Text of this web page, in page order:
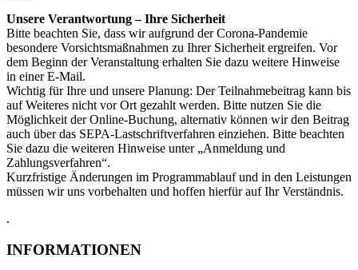
Unsere Verantwortung – Ihre Sicherheit
Bitte beachten Sie, dass wir aufgrund der Corona-Pandemie
besondere Vorsichtsmaßnahmen zu Ihrer Sicherheit ergreifen. Vor
dem Beginn der Veranstaltung erhalten Sie dazu weitere Hinweise
in einer E-Mail.
Wichtig für Ihre und unsere Planung: Der Teilnahmebeitrag kann bis
auf Weiteres nicht vor Ort gezahlt werden. Bitte nutzen Sie die
Möglichkeit der Online-Buchung, alternativ können wir den Beitrag
auch über das SEPA-Lastschriftverfahren einziehen. Bitte beachten
Sie dazu die weiteren Hinweise unter „Anmeldung und
Zahlungsverfahren“.
Kurzfristige Änderungen im Programmablauf und in den Leistungen
müssen wir uns vorbehalten und hoffen hierfür auf Ihr Verständnis.
.
INFORMATIONEN